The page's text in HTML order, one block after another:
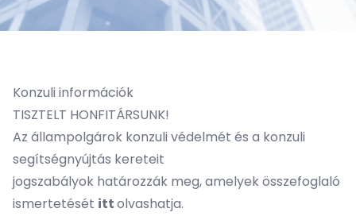
Konzuli információk
TISZTELT HONFITÁRSUNK!
Az állampolgárok konzuli védelmét és a konzuli
segítségnyújtás kereteit
jogszabályok határozzák meg, amelyek összefoglaló
ismertetését ittolvashatja.